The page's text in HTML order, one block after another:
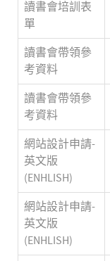
讀書會培訓表
單
讀書會帶領參
考資料
讀書會帶領參
考資料
網站設計申請-
英文版
(ENHLISH)
網站設計申請-
英文版
(ENHLISH)